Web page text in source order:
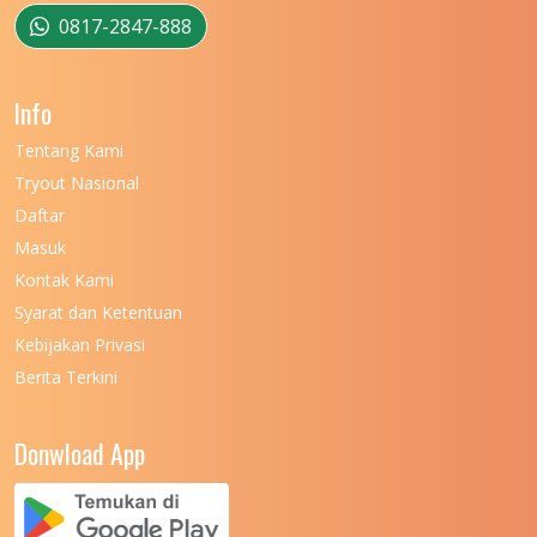
UNIVERSITAS MUSAMUS
UNIVERSITAS NEGERI KHAIRUN
UNIVERSITAS NEGERI MANADO
UNIVERSITAS NEGERI MEDAN
UNIVERSITAS NEGERI PADANG
UNIVERSITAS NUSA CENDANA
UNIVERSITAS PADJADJARAN
0817-2847-888
Info
Tentang Kami
Tryout Nasional
Daftar
Masuk
Kontak Kami
Syarat dan Ketentuan
Kebijakan Privasi
Berita Terkini
Donwload App